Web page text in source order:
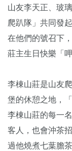
山友李天正、玻
爬趴隊」共同發
在他們的號召下
莊主生日快樂「呷
李棟山莊是山友
堡的休憩之地，
李棟山莊的每一
客人，也會沖茶
過他燒煮七葉膽